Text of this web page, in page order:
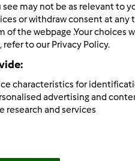
na ozywiona dyskusje
jestescie rownie
uzywa sie
tutaj moim zdaniem
domowe wedlinki bez
may not be as relevant to
or withdraw consent at any
of the webpage .Your choices
to our Privacy Policy.
characteristics for
advertising and
research and services